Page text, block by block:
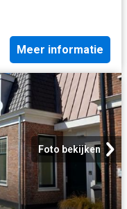
Meer informatie
Foto bekijken